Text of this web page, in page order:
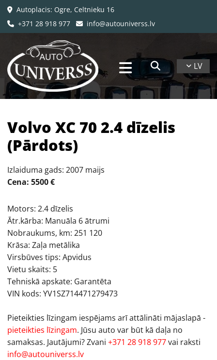
 Autoplacis: Ogre, Celtnieku 16
 +371 28 918 977  info@autouniverss.lv
LV
​Volvo XC 70 2.4 dīzelis
(Pārdots)
Izlaiduma gads: 2007 maijs
Cena: 5500 €
Motors: 2.4 dīzelis
Ātr.kārba: Manuāla 6 ātrumi
Nobraukums, km: 251 120
Krāsa: Zaļa metālika
Virsbūves tips: Apvidus
Vietu skaits: 5
Tehniskā apskate: Garantēta
VIN kods: YV1SZ714471279473
Pieteikties līzingam iespējams arī attālināti mājaslapā -
pieteikties līzingam. Jūsu auto var būt kā daļa no
samaksas. Jautājumi? Zvani +371 28 918 977vai raksti
info@autouniverss.lv